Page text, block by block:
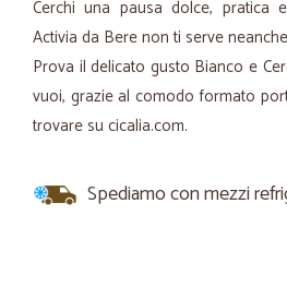
Cerchi una pausa dolce, pratica
Activia da Bere non ti serve
Prova il delicato gusto Bianco e
vuoi, grazie al comodo formato
trovare su cicalia.com.
Spediamo con mezzi